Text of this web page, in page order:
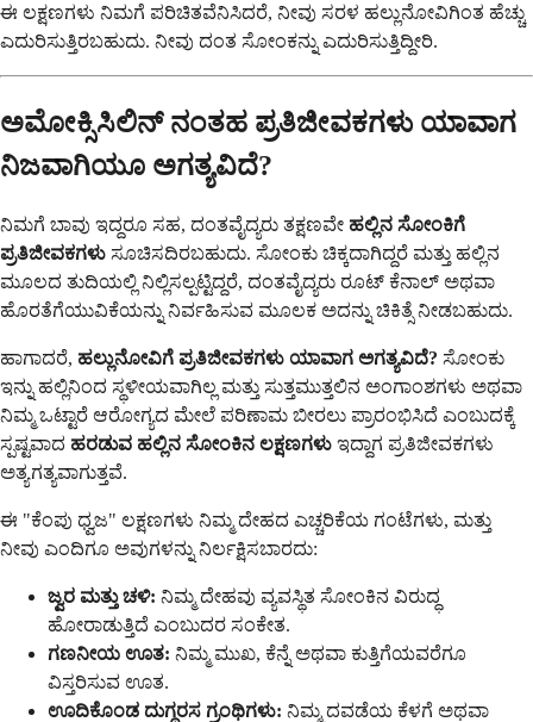
ಈ ಲಕ್ಷಣಗಳು ನಿಮಗೆ ಪರಿಚಿತವೆನಿಸಿದರೆ, ನೀವು ಸರಳ ಹಲ್ಲುನೋವಿಗಿಂತ ಹೆಚ್ಚು
ಎದುರಿಸುತ್ತಿರಬಹುದು. ನೀವು ದಂತ ಸೋಂಕನ್ನು ಎದುರಿಸುತ್ತಿದ್ದೀರಿ.
ಅಮೋಕ್ಸಿಸಿಲಿನ್ ನಂತಹ ಪ್ರತಿಜೀವಕಗಳು ಯಾವಾಗ
ನಿಜವಾಗಿಯೂ ಅಗತ್ಯವಿದೆ?
ನಿಮಗೆ ಬಾವು ಇದ್ದರೂ ಸಹ, ದಂತವೈದ್ಯರು ತಕ್ಷಣವೇ ಹಲ್ಲಿನ ಸೋಂಕಿಗೆ
ಪ್ರತಿಜೀವಕಗಳು ಸೂಚಿಸದಿರಬಹುದು. ಸೋಂಕು ಚಿಕ್ಕದಾಗಿದ್ದರೆ ಮತ್ತು ಹಲ್ಲಿನ
ಮೂಲದ ತುದಿಯಲ್ಲಿ ನಿಲ್ಲಿಸಲ್ಪಟ್ಟಿದ್ದರೆ, ದಂತವೈದ್ಯರು ರೂಟ್ ಕೆನಾಲ್ ಅಥವಾ
ಹೊರತೆಗೆಯುವಿಕೆಯನ್ನು ನಿರ್ವಹಿಸುವ ಮೂಲಕ ಅದನ್ನು ಚಿಕಿತ್ಸೆ ನೀಡಬಹುದು.
ಹಾಗಾದರೆ, ಹಲ್ಲುನೋವಿಗೆ ಪ್ರತಿಜೀವಕಗಳು ಯಾವಾಗ ಅಗತ್ಯವಿದೆ? ಸೋಂಕು
ಇನ್ನು ಹಲ್ಲಿನಿಂದ ಸ್ಥಳೀಯವಾಗಿಲ್ಲ ಮತ್ತು ಸುತ್ತಮುತ್ತಲಿನ ಅಂಗಾಂಶಗಳು ಅಥವಾ
ನಿಮ್ಮ ಒಟ್ಟಾರೆ ಆರೋಗ್ಯದ ಮೇಲೆ ಪರಿಣಾಮ ಬೀರಲು ಪ್ರಾರಂಭಿಸಿದೆ ಎಂಬುದಕ್ಕೆ
ಸ್ಪಷ್ಟವಾದ ಹರಡುವ ಹಲ್ಲಿನ ಸೋಂಕಿನ ಲಕ್ಷಣಗಳು ಇದ್ದಾಗ ಪ್ರತಿಜೀವಕಗಳು
ಅತ್ಯಗತ್ಯವಾಗುತ್ತವೆ.
ಈ "ಕೆಂಪು ಧ್ವಜ" ಲಕ್ಷಣಗಳು ನಿಮ್ಮ ದೇಹದ ಎಚ್ಚರಿಕೆಯ ಗಂಟೆಗಳು, ಮತ್ತು
ನೀವು ಎಂದಿಗೂ ಅವುಗಳನ್ನು ನಿರ್ಲಕ್ಷಿಸಬಾರದು:
ಜ್ವರ ಮತ್ತು ಚಳಿ: ನಿಮ್ಮ ದೇಹವು ವ್ಯವಸ್ಥಿತ ಸೋಂಕಿನ ವಿರುದ್ಧ
ಹೋರಾಡುತ್ತಿದೆ ಎಂಬುದರ ಸಂಕೇತ.
ಗಣನೀಯ ಊತ: ನಿಮ್ಮ ಮುಖ, ಕೆನ್ನೆ ಅಥವಾ ಕುತ್ತಿಗೆಯವರೆಗೂ
ವಿಸ್ತರಿಸುವ ಊತ.
ಊದಿಕೊಂಡ ದುಗ್ಧರಸ ಗ್ರಂಥಿಗಳು: ನಿಮ್ಮ ದವಡೆಯ ಕೆಳಗೆ ಅಥವಾ